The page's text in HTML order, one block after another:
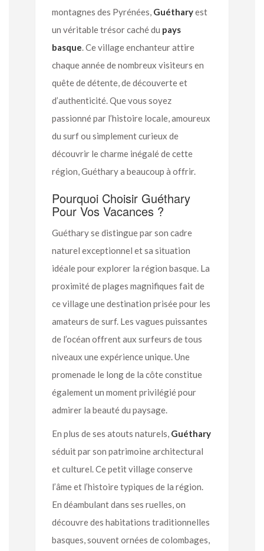
montagnes des Pyrénées, Guétharyest
un véritable trésor caché du pays
basque. Ce village enchanteur attire
chaque année de nombreux visiteurs en
quête de détente, de découverte et
d’authenticité. Que vous soyez
passionné par l’histoire locale, amoureux
du surf ou simplement curieux de
découvrir le charme inégalé de cette
région, Guéthary a beaucoup à offrir.
Pourquoi Choisir Guéthary
Pour Vos Vacances ?
Guéthary se distingue par son cadre
naturel exceptionnel et sa situation
idéale pour explorer la région basque. La
proximité de plages magnifiques fait de
ce village une destination prisée pour les
amateurs de surf. Les vagues puissantes
de l’océan offrent aux surfeurs de tous
niveaux une expérience unique. Une
promenade le long de la côte constitue
également un moment privilégié pour
admirer la beauté du paysage.
En plus de ses atouts naturels, Guéthary
séduit par son patrimoine architectural
et culturel. Ce petit village conserve
l’âme et l’histoire typiques de la région.
En déambulant dans ses ruelles, on
découvre des habitations traditionnelles
basques, souvent ornées de colombages,